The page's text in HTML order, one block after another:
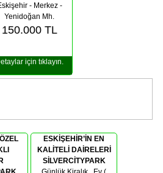
- Merkez -
Yenidoğan Mh.
150.000 TL
için tıklayın.
ESKİŞEHİR’İN EN
KALİTELİ DAİRELERİ
SİLVERCİTYPARK